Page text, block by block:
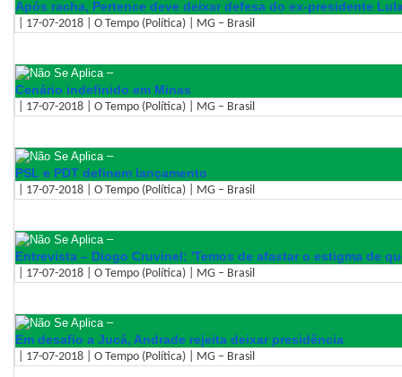
Após racha, Pertence deve deixar defesa do ex-presidente
| 17-07-2018 | O Tempo (Política) | MG – Brasil
–
Cenário indefinido em Minas
| 17-07-2018 | O Tempo (Política) | MG – Brasil
–
PSL e PDT definem lançamento
| 17-07-2018 | O Tempo (Política) | MG – Brasil
–
Entrevista – Diogo Cruvinel: 'Temos de afastar o estigma de
| 17-07-2018 | O Tempo (Política) | MG – Brasil
–
Em desafio a Jucá, Andrade rejeita deixar presidência
| 17-07-2018 | O Tempo (Política) | MG – Brasil